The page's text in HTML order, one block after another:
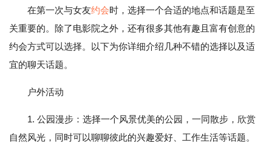
在第一次与女友约会时，选择一个合适的地点和话题是至
关重要的。除了电影院之外，还有很多其他有趣且富有创意的
约会方式可以选择。以下为你详细介绍几种不错的选择以及适
宜的聊天话题。
户外活动
1. 公园漫步：选择一个风景优美的公园，一同散步，欣赏
自然风光，同时可以聊聊彼此的兴趣爱好、工作生活等话题。